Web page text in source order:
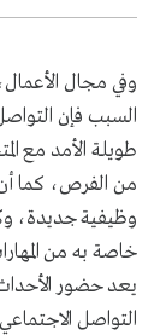
وفي مجال
السبب فإن
طويلة الأمد مع
من الفرص، كما أن
وظيفية جديدة،
خاصة به من
يعد حضور
التواصل